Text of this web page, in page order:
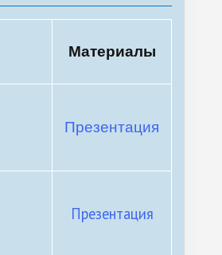
Материалы
Презентация
Презентация